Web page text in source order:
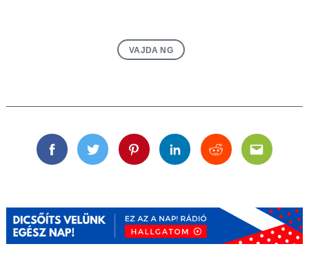
VAJDA NG
FacebookTwitterPinterestLinkedinRedditEmail